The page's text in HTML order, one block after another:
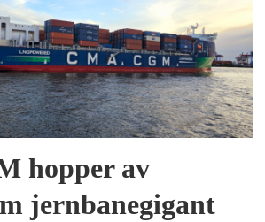
hopper av
jernbanegigant